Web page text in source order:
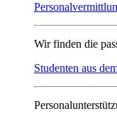
Wir finden die
Studenten aus